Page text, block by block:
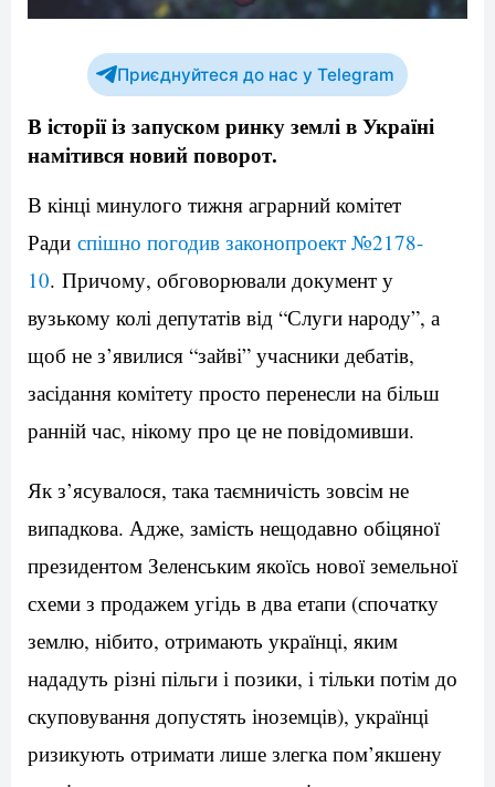
Приєднуйтеся до нас у Telegram
В історії із запуском ринку землі в Україні
намітився новий поворот.
В кінці минулого тижня аграрний комітет
Ради спішно погодив законопроект №2178-
10. Причому, обговорювали документ у
вузькому колі депутатів від “Слуги народу”, а
щоб не з’явилися “зайві” учасники дебатів,
засідання комітету просто перенесли на більш
ранній час, нікому про це не повідомивши.
Як з’ясувалося, така таємничість зовсім не
випадкова. Адже, замість нещодавно обіцяної
президентом Зеленським якоїсь нової земельної
схеми з продажем угідь в два етапи (спочатку
землю, нібито, отримають українці, яким
нададуть різні пільги і позики, і тільки потім до
скуповування допустять іноземців), українці
ризикують отримати лише злегка пом’якшену